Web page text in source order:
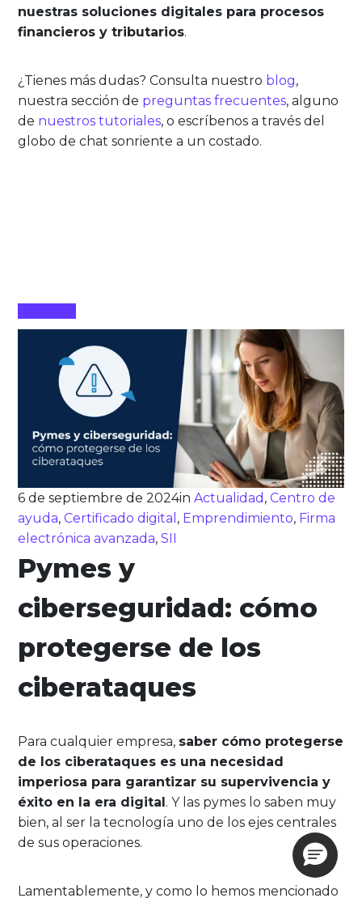
nuestras soluciones digitales para procesos
financieros y tributarios.
¿Tienes más dudas? Consulta nuestro blog,
nuestra sección de preguntas frecuentes, alguno
de nuestros tutoriales, o escríbenos a través del
globo de chat sonriente a un costado.
6 de septiembre de 2024inActualidad ,Centro de
ayuda,Certificado digital , Emprendimiento, Firma
electrónica avanzada,SII
Pymes y
ciberseguridad: cómo
protegerse de los
ciberataques
Para cualquier empresa, saber cómo protegerse
de los ciberataques es una necesidad
imperiosa para garantizar su supervivencia y
éxito en la era digital. Y las pymes lo saben muy
bien, al ser la tecnología uno de los ejes centrales
de sus operaciones.
Lamentablemente, y como lo hemos mencionado